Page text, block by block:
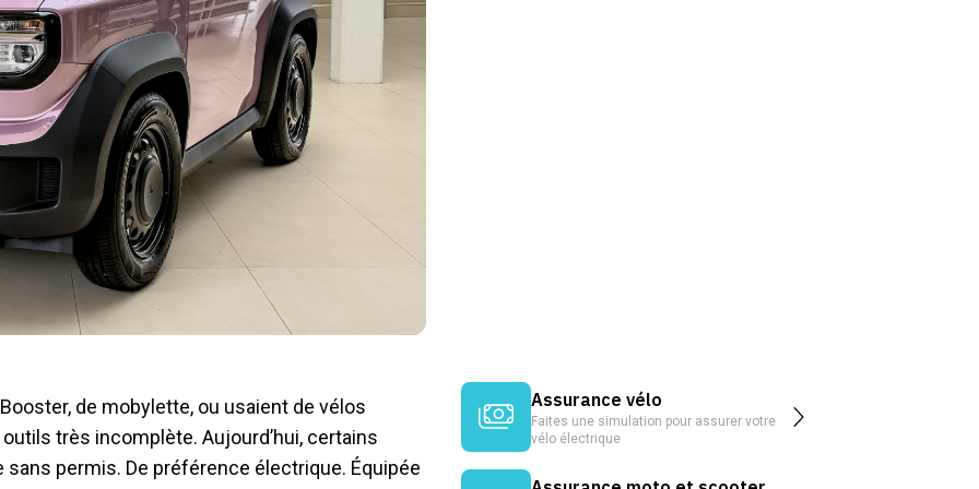
de mobylette, ou usaient de vélos
très incomplète. Aujourd’hui, certains
permis. De préférence électrique. Équipée
Assurance vélo
Faites une simulation pour assurer votre
vélo électrique